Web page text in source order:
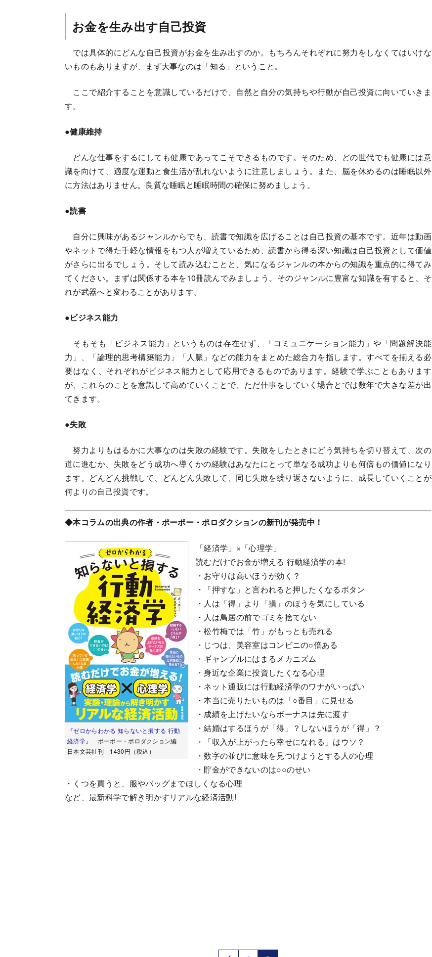
お金を生み出す自己投資
では具体的にどんな自己投資がお金を生み出すのか。もちろんそれぞれに努力をしなくてはいけな
いものもありますが、まず大事なのは「知る」ということ。
ここで紹介することを意識しているだけで、自然と自分の気持ちや行動が自己投資に向いていきま
す。
●健康維持
どんな仕事をするにしても健康であってこそできるものです。そのため、どの世代でも健康には意
識を向けて、適度な運動と食生活が乱れないように注意しましょう。また、脳を休めるのは睡眠以外
に方法はありません。良質な睡眠と睡眠時間の確保に努めましょう。
●読書
自分に興味があるジャンルからでも、読書で知識を広げることは自己投資の基本です。近年は動画
やネットで得た手軽な情報をもつ人が増えているため、読書から得る深い知識は自己投資として価値
がさらに出るでしょう。そして読み込むことと、気になるジャンルの本からの知識を重点的に得てみ
てください。まずは関係する本を10冊読んでみましょう。そのジャンルに豊富な知識を有すると、そ
れが武器へと変わることがあります。
●ビジネス能力
そもそも「ビジネス能力」というものは存在せず、「コミュニケーション能力」や「問題解決能
力」、「論理的思考構築能力」「人脈」などの能力をまとめた総合力を指します。すべてを揃える必
要はなく、それぞれがビジネス能力として応用できるものであります。経験で学ぶこともあります
が、これらのことを意識して高めていくことで、ただ仕事をしていく場合とでは数年で大きな差が出
てきます。
●失敗
努力よりもはるかに大事なのは失敗の経験です。失敗をしたときにどう気持ちを切り替えて、次の
道に進むか、失敗をどう成功へ導くかの経験はあなたにとって単なる成功よりも何倍もの価値になり
ます。どんどん挑戦して、どんどん失敗して、同じ失敗を繰り返さないように、成長していくことが
何よりの自己投資です。
◆本コラムの出典の作者・ポーポー・ポロダクションの新刊が発売中！
『ゼロからわかる 知らないと損する 行動
経済学』
ポーポー・ポロダクション編
日本文芸社刊 1430円（税込）
「経済学」×「心理学」
読むだけでお金が増える 行動経済学の本!
・お守りは高いほうが効く？
・「押すな」と言われると押したくなるボタン
・人は「得」より「損」のほうを気にしている
・人は鳥居の前でゴミを捨てない
・松竹梅では「竹」がもっとも売れる
・じつは、美容室はコンビニの○倍ある
・ギャンブルにはまるメカニズム
・身近な企業に投資したくなる心理
・ネット通販には行動経済学のワナがいっぱい
・本当に売りたいものは「○番目」に見せる
・成績を上げたいならボーナスは先に渡す
・結婚はするほうが「得」？しないほうが「得」？
・「収入が上がったら幸せになれる」はウソ？
・数字の並びに意味を見つけようとする人の心理
・貯金ができないのは○○のせい
・くつを買うと、服やバッグまでほしくなる心理
など、最新科学で解き明かすリアルな経済活動!